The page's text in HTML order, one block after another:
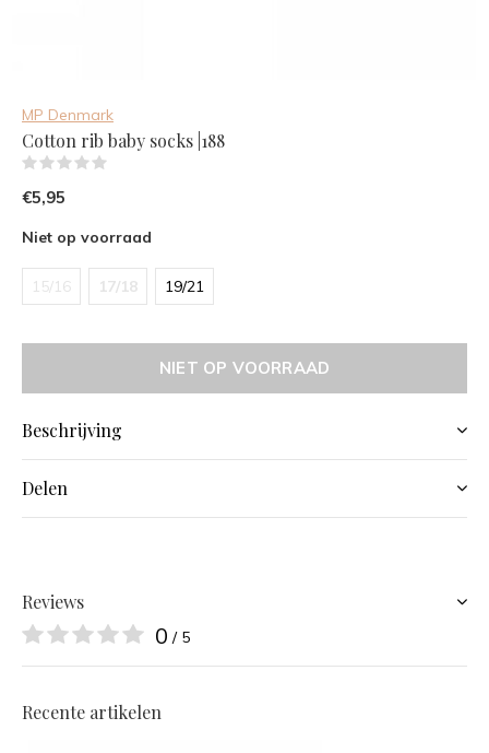
MP Denmark
Cotton rib baby socks |188
€5,95
Niet op voorraad
15/16 17/18 19/21
NIET OP VOORRAAD
Beschrijving
Delen
Reviews
0 / 5
Recente artikelen